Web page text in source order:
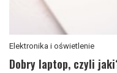
Elektronika i oświetlenie
Dobry laptop, czyli